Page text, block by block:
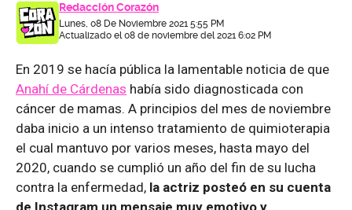
Redacción Corazón
Lunes, 08 De Noviembre 2021 5:55 PM
Actualizado el 08 de noviembre del 2021 6:02 PM
En 2019 se hacía pública la lamentable noticia de que
Anahí de Cárdenas había sido diagnosticada con
cáncer de mamas. A principios del mes de noviembre
daba inicio a un intenso tratamiento de quimioterapia
el cual mantuvo por varios meses, hasta mayo del
2020, cuando se cumplió un año del fin de su lucha
contra la enfermedad, la actriz posteó en su cuenta